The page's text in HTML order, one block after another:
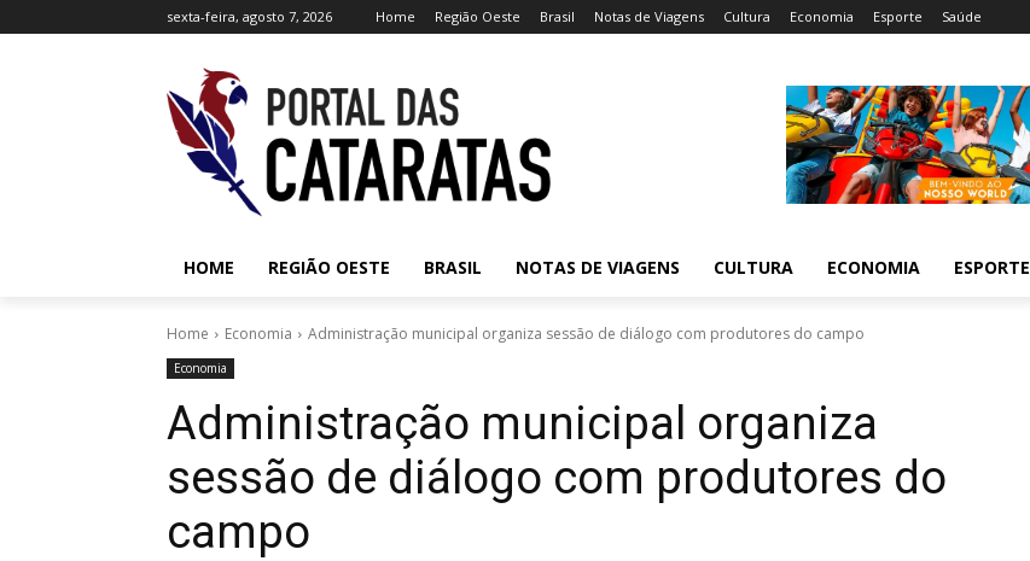
sexta-feira, agosto 7, 2026 Home Região Oeste Brasil Notas de Viagens Cultura Economia Esporte Saúde
HOME REGIÃO OESTE BRASIL NOTAS DE VIAGENS CULTURA ECONOMIA ESPORTE
Home Economia Administração municipal organiza sessão de diálogo com produtores do campo
Economia
Administração municipal organiza
sessão de diálogo com produtores do
campo